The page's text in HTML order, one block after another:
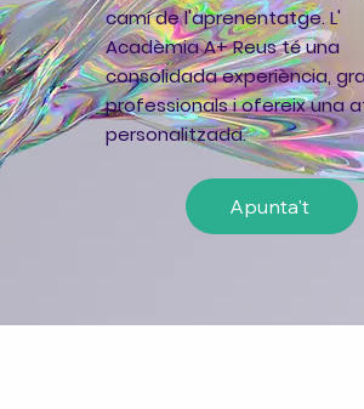
camí de l'aprenentatge. L'
Acadèmia A+ Reus té una
consolidada experiència,
professionals i ofereix una
personalitzada.
Apunta't